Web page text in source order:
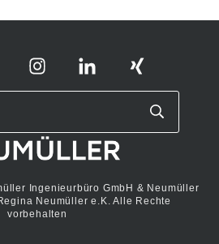
Ingenieurbüro GmbH & Neumüller
Neumüller e.K. Alle Rechte
vorbehalten